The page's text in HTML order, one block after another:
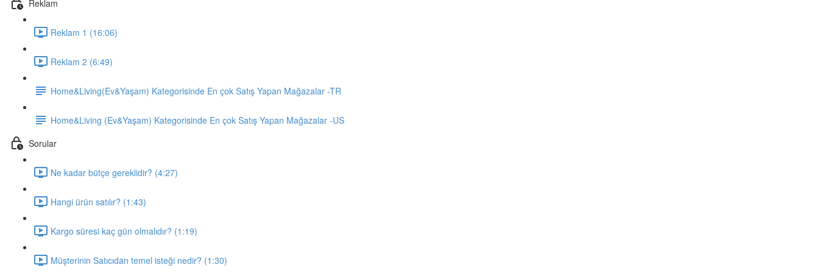
Reklam
Reklam 1 (16:06)
Reklam 2 (6:49)
Home&Living(Ev&Yaşam) Kategorisinde En çok Satış Yapan Mağazalar -TR
Home&Living (Ev&Yaşam) Kategorisinde En çok Satış Yapan Mağazalar -US
Sorular
Ne kadar bütçe gereklidir? (4:27)
Hangi ürün satılır? (1:43)
Kargo süresi kaç gün olmalıdır? (1:19)
Müşterinin Satıcıdan temel isteği nedir? (1:30)